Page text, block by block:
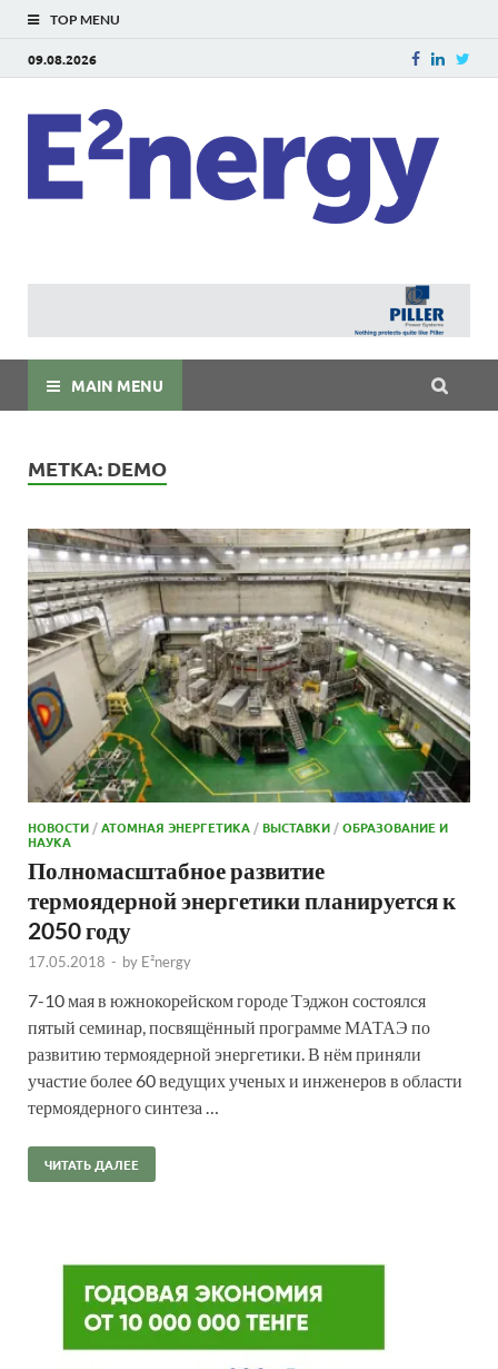
TOP MENU
09.08.2026
MAIN MENU
МЕТКА: DEMO
НОВОСТИ /АТОМНАЯ ЭНЕРГЕТИКА /ВЫСТАВКИ /ОБРАЗОВАНИЕ И
НАУКА
Полномасштабное развитие
термоядерной энергетики планируется к
2050 году
17.05.2018 - by E²nergy
7-10 мая в южнокорейском городе Тэджон состоялся
пятый семинар, посвящённый программе МАТАЭ по
развитию термоядерной энергетики. В нём приняли
участие более 60 ведущих ученых и инженеров в области
термоядерного синтеза …
ЧИТАТЬ ДАЛЕЕ